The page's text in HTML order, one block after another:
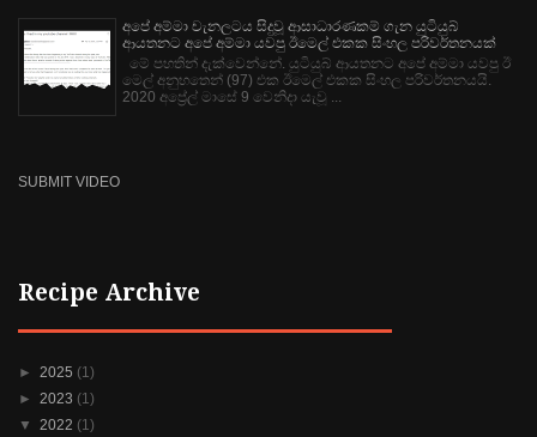
අපේ අම්මා චැනලටය සිදුවූ ආසාධාරණකම් ගැන යුටියුබ්
ආයතනට අපේ අම්මා යවපු ඊමෙල් එකක සිංහල පරිවර්තනයක්
මේ පහතින් දැක්වෙන්නේ. යුටියුබ් ආයතනට අපේ අම්මා යවපු ඊ
මෙල් අනුහතෙන් (97) එක ඊමෙල් එකක සිංහල පරිවර්තනයයි.
2020 අප්‍රේල් මාසේ 9 වෙනිදා යැවූ ...
SUBMIT VIDEO
Recipe Archive
► 2025 (1)
► 2023 (1)
▼ 2022 (1)